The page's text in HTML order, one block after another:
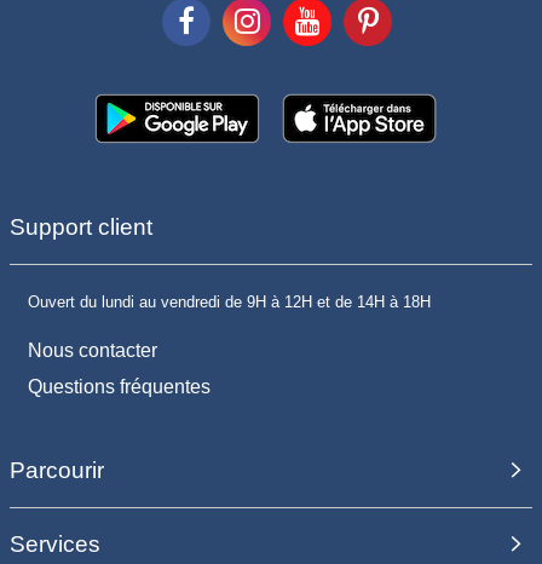
Support client
Ouvert du lundi au vendredi de 9H à 12H et de 14H à 18H
Nous contacter
Questions fréquentes
Parcourir
Services